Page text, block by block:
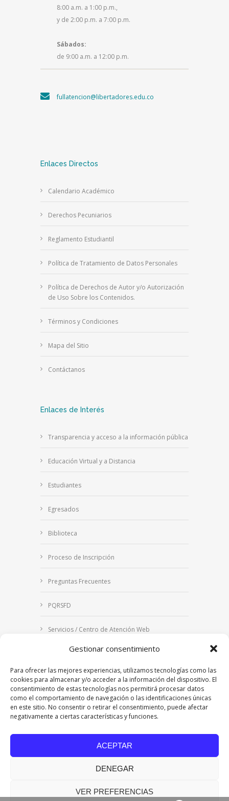
Gestionar consentimiento
Para ofrecer las mejores experiencias, utilizamos tecnologías como las
cookies para almacenar y/o acceder a la información del dispositivo. El
consentimiento de estas tecnologías nos permitirá procesar datos
como el comportamiento de navegación o las identificaciones únicas
en este sitio. No consentir o retirar el consentimiento, puede afectar
negativamente a ciertas características y funciones.
ACEPTAR
DENEGAR
VER PREFERENCIAS
8:00 a.m. a 1:00 p.m.,
y de 2:00 p.m. a 7:00 p.m.
Sábados:
de 9:00 a.m. a 12:00 p.m.
fullatencion@libertadores.edu.co
Enlaces Directos
Calendario Académico
Derechos Pecuniarios
Reglamento Estudiantil
Política de Tratamiento de Datos Personales
Política de Derechos de Autor y/o Autorización
de Uso Sobre los Contenidos.
Términos y Condiciones
Mapa del Sitio
Contáctanos
Enlaces de Interés
Transparencia y acceso a la información pública
Educación Virtual y a Distancia
Estudiantes
Egresados
Biblioteca
Proceso de Inscripción
Preguntas Frecuentes
PQRSFD
Servicios / Centro de Atención Web
Correo Institucional
Notificaciones judiciales
| Personería Jurídica Resolución
7542 de mayo de 1982
Acreditación Institucional en Alta Calidad
Ministerio de Educación Nacional.